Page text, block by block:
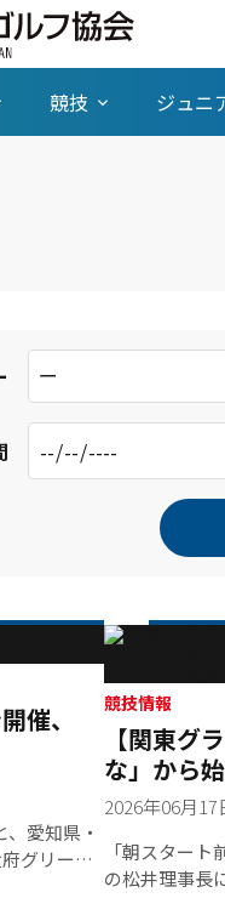
競技 ジュニ
ー
催、
愛知県・
グリーン
競技情報
【関東グ
な」から
ー・鈴木
2026年06月17
「朝スター
の松井理事長